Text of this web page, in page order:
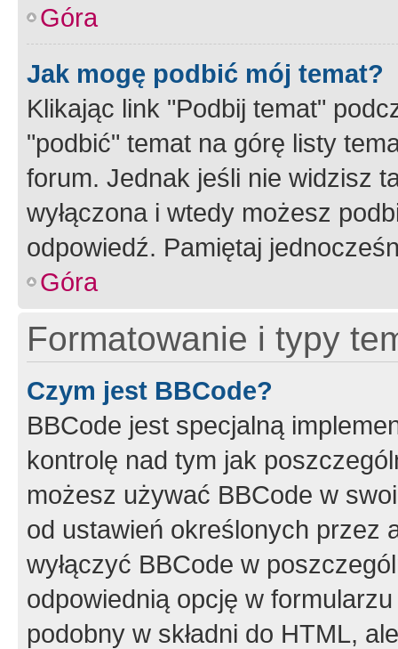
Góra
Jak mogę podbić mój temat?
Klikając link "Podbij temat"
"podbić" temat na górę listy
forum. Jednak jeśli nie widzisz
wyłączona i wtedy możesz
odpowiedź. Pamiętaj
Góra
Formatowanie i typy
Czym jest BBCode?
BBCode jest specjalną
kontrolę nad tym jak
możesz używać BBCode w
od ustawień określonych przez
wyłączyć BBCode w
odpowiednią opcję w
podobny w składni do HTML,